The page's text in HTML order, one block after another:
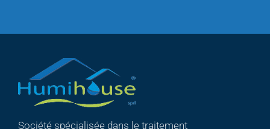
Société spécialisée dans le traitement